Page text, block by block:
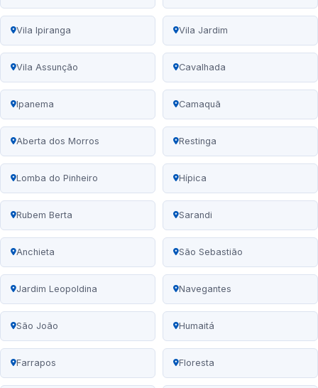
Vila Ipiranga Vila Jardim
Vila Assunção Cavalhada
Ipanema Camaquã
Aberta dos Morros Restinga
Lomba do Pinheiro Hípica
Rubem Berta Sarandi
Anchieta São Sebastião
Jardim Leopoldina Navegantes
São João Humaitá
Farrapos Floresta